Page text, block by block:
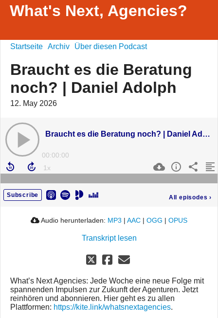
What's Next, Agencies?
Startseite Archiv Über diesen Podcast
Braucht es die Beratung
noch? | Daniel Adolph
12. May 2026
Braucht es die Beratung noch? | Daniel Adolph
00:00:00
Subscribe All episodes ›
Audio herunterladen: MP3 | AAC | OGG | OPUS
Transkript lesen
What’s Next Agencies: Jede Woche eine neue Folge mit
spannenden Impulsen zur Zukunft der Agenturen. Jetzt
reinhören und abonnieren. Hier geht es zu allen
Plattformen: https://kite.link/whatsnextagencies.